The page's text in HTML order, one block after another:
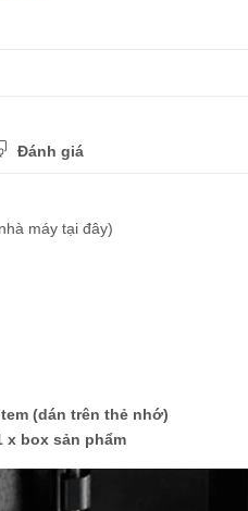
Đánh giá
máy tại đây)
(dán trên thẻ nhớ)
x box sản phẩm